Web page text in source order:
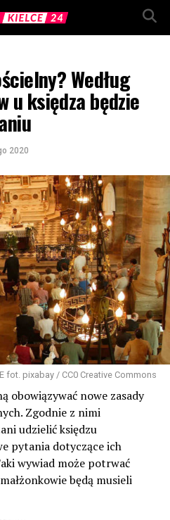
Według
u księdza będzie
2020
fot. pixabay / CC0 Creative Commons
obowiązywać nowe zasady
Zgodnie z nimi
udzielić księdzu
pytania dotyczące ich
wywiad może potrwać
będą musieli